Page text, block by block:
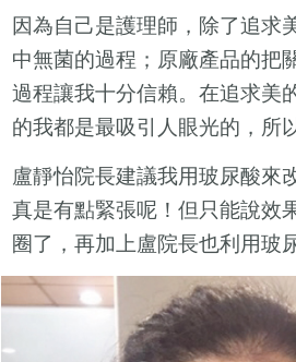
因為自己是護理師，除了追求
中無菌的過程；原廠產品的把
過程讓我十分信賴。在追求美
的我都是最吸引人眼光的，所
盧靜怡院長建議我用玻尿酸來
真是有點緊張呢！但只能說效
圈了，再加上盧院長也利用玻